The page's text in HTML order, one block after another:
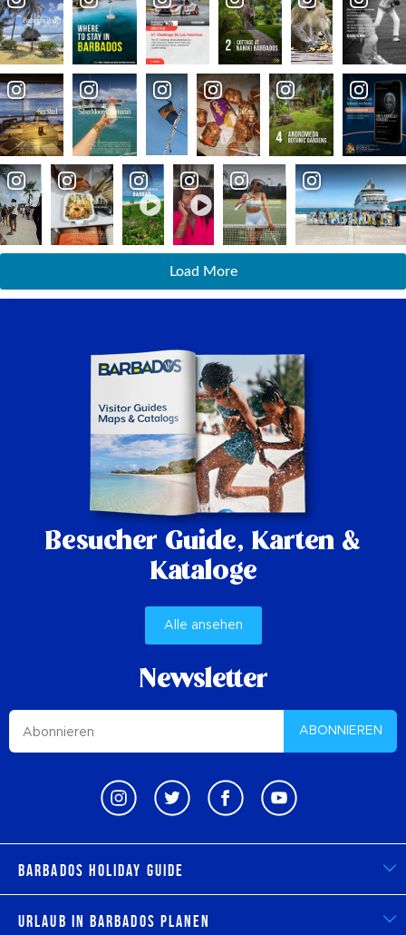
Load More
Besucher Guide, Karten &
Kataloge
Alle ansehen
Newsletter
ABONNIEREN
Barbados Holiday Guide
Urlaub in Barbados planen